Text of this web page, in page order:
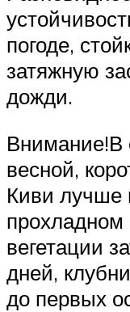
погоде,
затяжную
дожди.
Внимание!В
весной,
Киви лучше
прохладном
вегетации
дней,
до первых